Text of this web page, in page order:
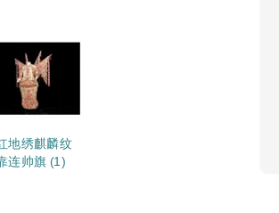
地绣麒麟纹
连帅旗 (1)